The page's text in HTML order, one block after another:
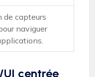
de capteurs
naviguer
UI centrée